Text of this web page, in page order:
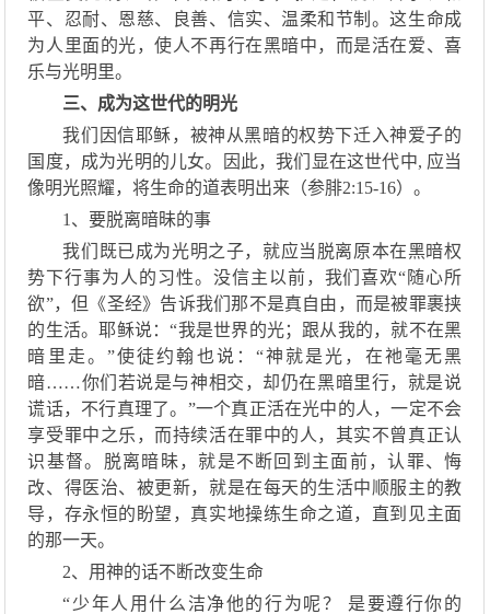
平、忍耐、恩慈、良善、信实、温柔和节制。这生命成
为人里面的光，使人不再行在黑暗中，而是活在爱、喜
乐与光明里。
三、 成为这世代的明光
我们因信耶稣， 被神 从黑暗的权势下迁入神爱子的
国度，成为光明的儿女。因此，我们 显在这世代中, 应当
像明光照耀，将生命的道表明出来 （参腓2:15-16）。
1、要脱离暗昧的事
我们既已成为光明之子，就应当脱离原本在黑暗权
势下行事为人的习性。没信主以前，我们喜欢“随心所
欲”，但 《圣经》 告诉我们那不是真自由，而是被罪裹挟
的生活。耶稣说：“我是世界的光；跟从我的，就不在黑
暗里走。 ”使徒约翰也说 ： “神就是光，在祂毫无黑
暗……你们若说是与神相交，却仍在黑暗里行，就是说
谎话，不行真理了。 ”一个真正活在光中的人，一定不会
享受罪中之乐， 而持续活在罪中的人， 其实不曾真正认
识基督。 脱离暗昧，就是不断回到 主面前，认罪、悔
改、 得医治、 被更新， 就是在每天的生活中顺服主的教
导， 存永恒的盼望， 真实地操练生命之道， 直到见主面
的那一天。
2、用神的话不断改变生命
“少年人用什么 洁净他的行为呢？
是要遵行你的